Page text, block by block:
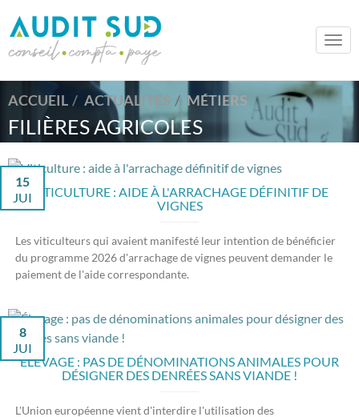
ACCUEIL ACTUALITÉS MÉTIERS
FILIÈRES AGRICOLES
VITICULTURE : AIDE À L'ARRACHAGE DÉFINITIF DE
VIGNES
15
JUI
Les viticulteurs qui avaient manifesté leur intention de bénéficier
du programme 2026 d'arrachage de vignes peuvent demander le
paiement de l'aide correspondante.
ÉLEVAGE : PAS DE DÉNOMINATIONS ANIMALES POUR
DÉSIGNER DES DENRÉES SANS VIANDE !
8
JUI
L'Union européenne vient d'interdire l'utilisation des